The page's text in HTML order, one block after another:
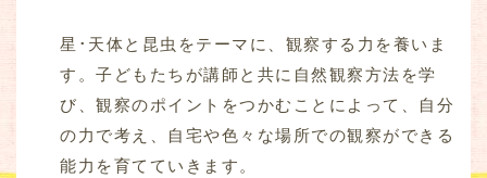
星･天体と昆虫をテーマに、観察する力を養いま
す。子どもたちが講師と共に自然観察方法を学
び、観察のポイントをつかむことによって、自分
の力で考え、自宅や色々な場所での観察ができる
能力を育てていきます。